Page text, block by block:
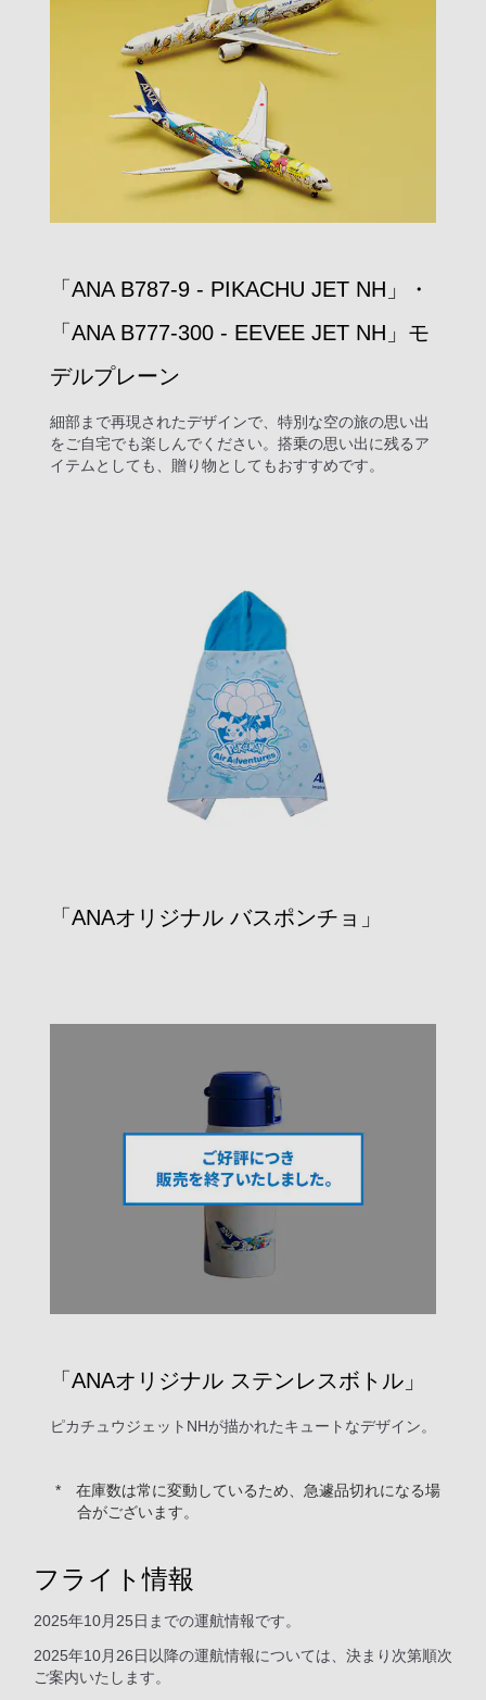
「ANA B787-9 ‐ PIKACHU JET NH」・
「ANA B777-300 ‐ EEVEE JET NH」モ
デルプレーン
細部まで再現されたデザインで、特別な空の旅の思い出
をご自宅でも楽しんでください。搭乗の思い出に残るア
イテムとしても、贈り物としてもおすすめです。
「ANAオリジナル バスポンチョ」
「ANAオリジナル ステンレスボトル」
ピカチュウジェットNHが描かれたキュートなデザイン。
在庫数は常に変動しているため、急遽品切れになる場
合がございます。
フライト情報
2025年10月25日までの運航情報です。
2025年10月26日以降の運航情報については、決まり次第順次
ご案内いたします。